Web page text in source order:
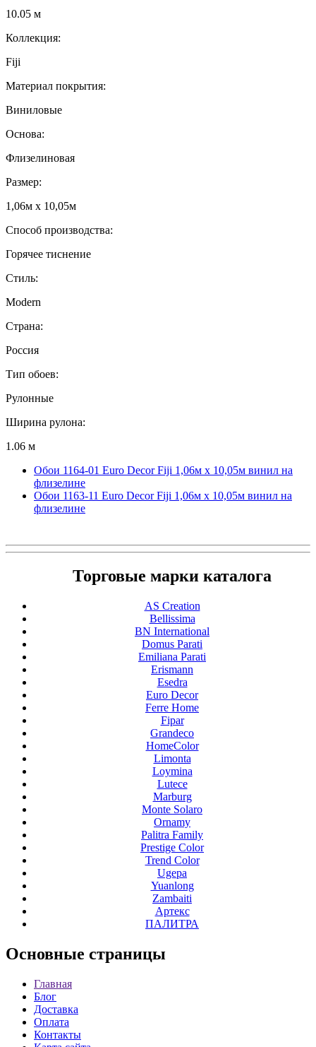
10.05 м
Коллекция:
Fiji
Материал покрытия:
Виниловые
Основа:
Флизелиновая
Размер:
1,06м х 10,05м
Способ производства:
Горячее тиснение
Стиль:
Modern
Страна:
Россия
Тип обоев:
Рулонные
Ширина рулона:
1.06 м
Обои 1164-01 Euro Decor Fiji 1,06м х 10,05м винил на
флизелине
Обои 1163-11 Euro Decor Fiji 1,06м х 10,05м винил на
флизелине
Торговые марки каталога
AS Creation
Bellissima
BN International
Domus Parati
Emiliana Parati
Erismann
Esedra
Euro Decor
Ferre Home
Fipar
Grandeco
HomeColor
Limonta
Loymina
Lutece
Marburg
Monte Solaro
Ornamy
Palitra Family
Prestige Color
Trend Color
Ugepa
Yuanlong
Zambaiti
Артекс
ПАЛИТРА
Основные страницы
Главная
Блог
Доставка
Оплата
Контакты